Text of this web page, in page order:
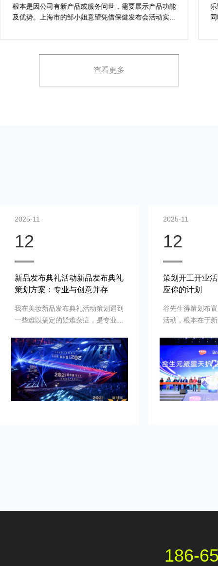
方案指南
根本是因公司有新产品或服务问世，需要展示产品功能
及优势。上海市的邹小姐意望凭借保健发布会活动实现
占有率。在策划时间里却遇到这些难题缺乏专业的产品
展示方案，以最大化媒体报道和消费者关注。
查看更多
2025-11
12
新品发布典礼活动新品发布典礼
策划方案：专业与创意并存
我在美妆新品发布典礼活动策划遇到
一些难以搞定的疑难杂症，是专业新
助我完成，而且也是设计构想有创
意，重点考虑设计安排，整个美妆新
品发布典礼活动策划完美对应，下次
有需要还会选择乐野策划。
2025-11
12
策划开工开业
应你的计划
谷先生得策划布
活动，根本在于
并营造良好的品
到：增加曝光度
体，提高知名度
销售。可是鉴于
资源进行大规模
业的策划和执行
186-